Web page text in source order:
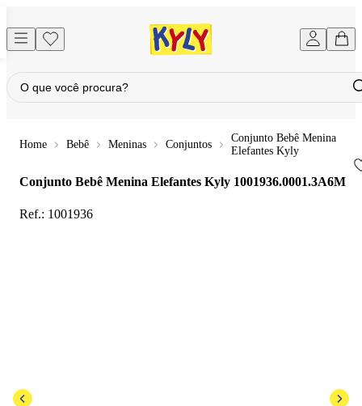
Bebê Meninas Conjuntos
Conjunto Bebê Menina
Elefantes Kyly
Conjunto Bebê Menina Elefantes Kyly 1001936.0001.3A6M
Ref.: 1001936